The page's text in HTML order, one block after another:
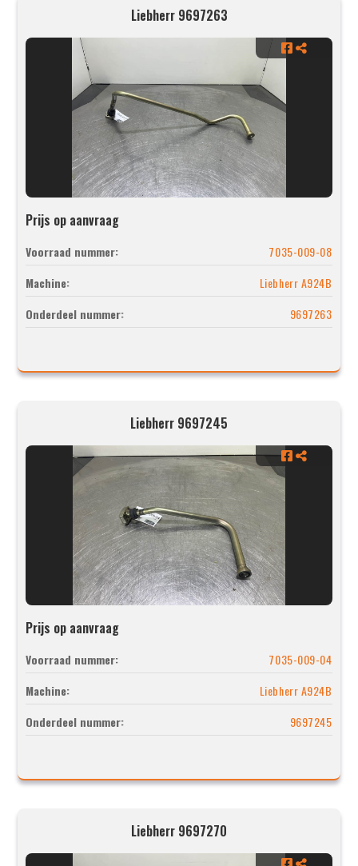
Liebherr 9697263
Prijs op aanvraag
Voorraad nummer:
7035-009-08
Machine:
Liebherr A924B
Onderdeel nummer:
9697263
Liebherr 9697245
Prijs op aanvraag
Voorraad nummer:
7035-009-04
Machine:
Liebherr A924B
Onderdeel nummer:
9697245
Liebherr 9697270